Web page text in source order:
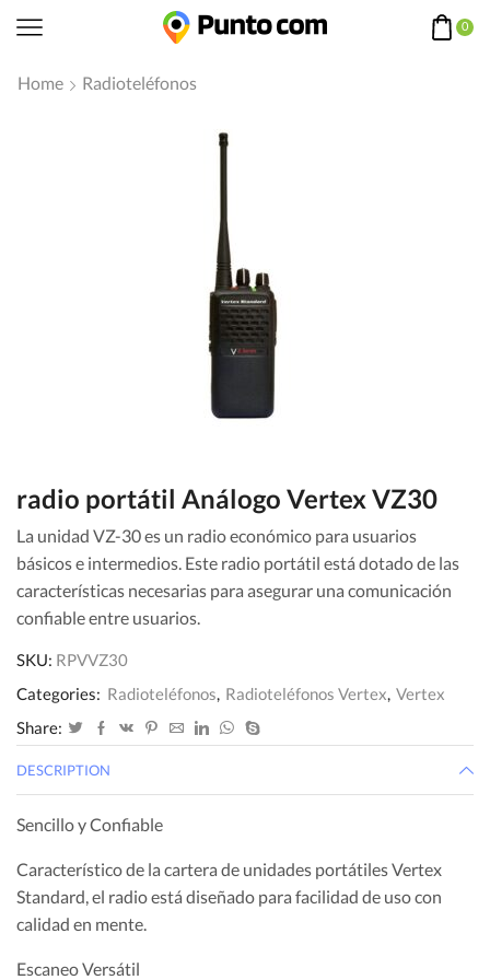
0
Home Radioteléfonos
radio portátil Análogo Vertex VZ30
La unidad VZ-30 es un radio económico para usuarios
básicos e intermedios. Este radio portátil está dotado de las
características necesarias para asegurar una comunicación
confiable entre usuarios.
SKU: RPVVZ30
Categories: Radioteléfonos, Radioteléfonos Vertex, Vertex
Share:
DESCRIPTION
Sencillo y Confiable
Característico de la cartera de unidades portátiles Vertex
Standard, el radio está diseñado para facilidad de uso con
calidad en mente.
Escaneo Versátil